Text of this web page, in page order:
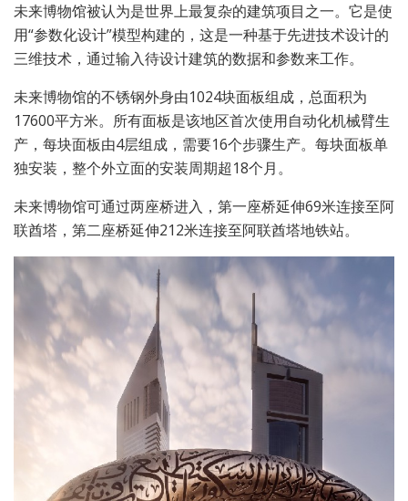
未来博物馆被认为是世界上最复杂的建筑项目之一。它是使
用“参数化设计”模型构建的，这是一种基于先进技术设计的
三维技术，通过输入待设计建筑的数据和参数来工作。
未来博物馆的不锈钢外身由1024块面板组成，总面积为
17600平方米。所有面板是该地区首次使用自动化机械臂生
产，每块面板由4层组成，需要16个步骤生产。每块面板单
独安装，整个外立面的安装周期超18个月。
未来博物馆可通过两座桥进入，第一座桥延伸69米连接至阿
联酋塔，第二座桥延伸212米连接至阿联酋塔地铁站。